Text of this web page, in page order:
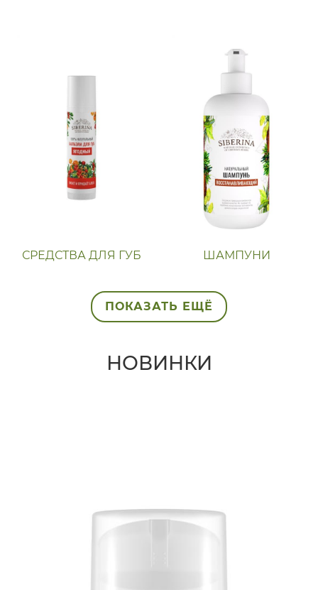
СРЕДСТВА ДЛЯ ГУБ ШАМПУНИ
ПОКАЗАТЬ ЕЩЁ
НОВИНКИ